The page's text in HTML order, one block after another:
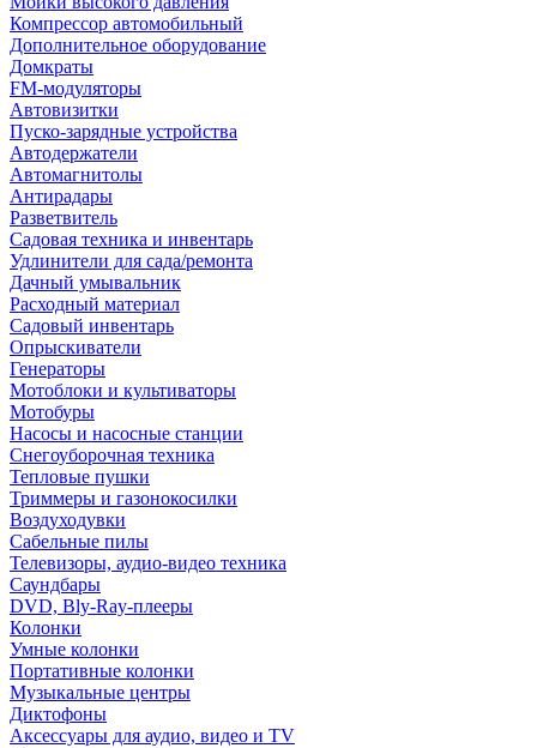
Компрессор автомобильный
Дополнительное оборудование
Домкраты
FM-модуляторы
Автовизитки
Пуско-зарядные устройства
Автодержатели
Автомагнитолы
Антирадары
Разветвитель
Садовая техника и инвентарь
Удлинители для сада/ремонта
Дачный умывальник
Расходный материал
Садовый инвентарь
Опрыскиватели
Генераторы
Мотоблоки и культиваторы
Мотобуры
Насосы и насосные станции
Снегоуборочная техника
Тепловые пушки
Триммеры и газонокосилки
Воздуходувки
Сабельные пилы
Телевизоры, аудио-видео техника
Саундбары
DVD, Bly-Ray-плееры
Колонки
Умные колонки
Портативные колонки
Музыкальные центры
Диктофоны
Аксессуары для аудио, видео и TV